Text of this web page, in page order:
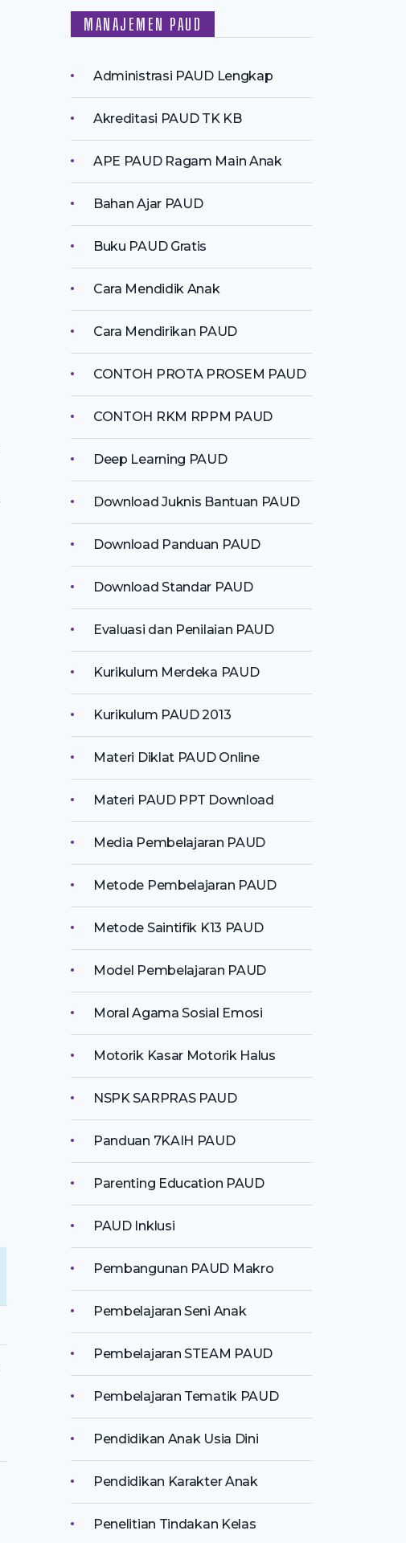
MANAJEMEN PAUD
Administrasi PAUD Lengkap
Akreditasi PAUD TK KB
APE PAUD Ragam Main Anak
Bahan Ajar PAUD
Buku PAUD Gratis
Cara Mendidik Anak
Cara Mendirikan PAUD
CONTOH PROTA PROSEM PAUD
CONTOH RKM RPPM PAUD
Deep Learning PAUD
Download Juknis Bantuan PAUD
Download Panduan PAUD
Download Standar PAUD
Evaluasi dan Penilaian PAUD
Kurikulum Merdeka PAUD
Kurikulum PAUD 2013
Materi Diklat PAUD Online
Materi PAUD PPT Download
Media Pembelajaran PAUD
Metode Pembelajaran PAUD
Metode Saintifik K13 PAUD
Model Pembelajaran PAUD
Moral Agama Sosial Emosi
Motorik Kasar Motorik Halus
NSPK SARPRAS PAUD
Panduan 7KAIH PAUD
Parenting Education PAUD
PAUD Inklusi
Pembangunan PAUD Makro
Pembelajaran Seni Anak
Pembelajaran STEAM PAUD
Pembelajaran Tematik PAUD
Pendidikan Anak Usia Dini
Pendidikan Karakter Anak
Penelitian Tindakan Kelas